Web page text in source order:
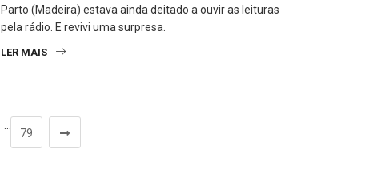
Parto (Madeira) estava ainda deitado a ouvir as leituras
pela rádio. E revivi uma surpresa.
LER MAIS
…
79